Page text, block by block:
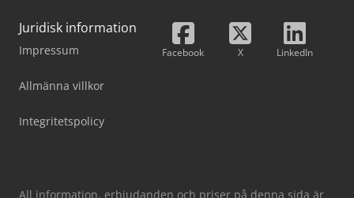
Juridisk information
Impressum
Allmänna villkor
Integritetspolicy
Facebook X LinkedIn
All information, erbjudanden och priser på denna sida är